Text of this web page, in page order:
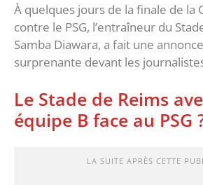
À quelques jours de la finale de la
contre le PSG, l’entraîneur du
Samba Diawara, a fait une
surprenante devant les
Le Stade de Reims
équipe B face au PSG
LA SUITE APRÈS CETTE